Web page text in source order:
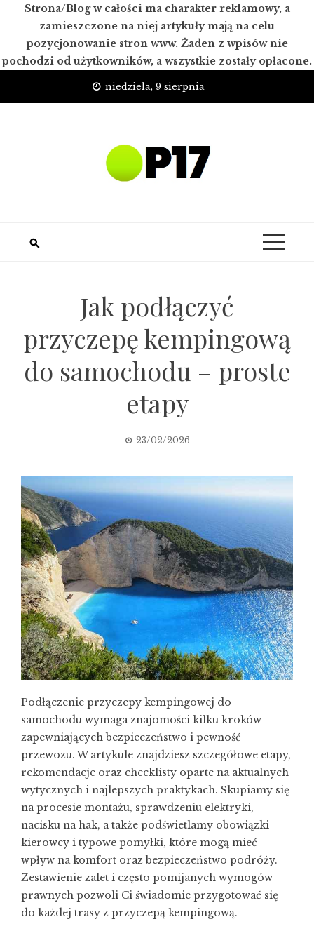
Strona/Blog w całości ma charakter reklamowy, a
zamieszczone na niej artykuły mają na celu
pozycjonowanie stron www. Żaden z wpisów nie
pochodzi od użytkowników, a wszystkie zostały opłacone.
niedziela, 9 sierpnia
Jak podłączyć
przyczepę kempingową
do samochodu – proste
etapy
23/02/2026
Podłączenie przyczepy kempingowej do
samochodu wymaga znajomości kilku kroków
zapewniających bezpieczeństwo i pewność
przewozu. W artykule znajdziesz szczegółowe etapy,
rekomendacje oraz checklisty oparte na aktualnych
wytycznych i najlepszych praktykach. Skupiamy się
na procesie montażu, sprawdzeniu elektryki,
nacisku na hak, a także podświetlamy obowiązki
kierowcy i typowe pomyłki, które mogą mieć
wpływ na komfort oraz bezpieczeństwo podróży.
Zestawienie zalet i często pomijanych wymogów
prawnych pozwoli Ci świadomie przygotować się
do każdej trasy z przyczepą kempingową.